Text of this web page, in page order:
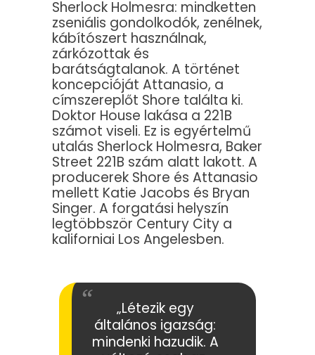
Sherlock Holmesra: mindketten
zseniális gondolkodók, zenélnek,
kábítószert használnak,
zárkózottak és
barátságtalanok. A történet
koncepcióját Attanasio, a
címszereplőt Shore találta ki.
Doktor House lakása a 221B
számot viseli. Ez is egyértelmű
utalás Sherlock Holmesra, Baker
Street 221B szám alatt lakott. A
producerek Shore és Attanasio
mellett Katie Jacobs és Bryan
Singer. A forgatási helyszín
legtöbbször Century City a
kaliforniai Los Angelesben.
„Létezik egy
általános igazság:
mindenki hazudik. A